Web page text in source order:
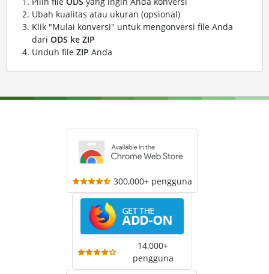
Ubah kualitas atau ukuran (opsional)
Klik "Mulai konversi" untuk mengonversi file Anda
dari ODS ke ZIP
Unduh file ZIP Anda
300,000+ pengguna
14,000+
pengguna